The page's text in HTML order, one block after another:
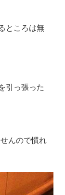
ところは無
引っ張った
んので慣れ